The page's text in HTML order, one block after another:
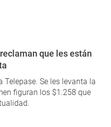
que les están
Telepase. Se les levanta la
figuran los $1.258 que